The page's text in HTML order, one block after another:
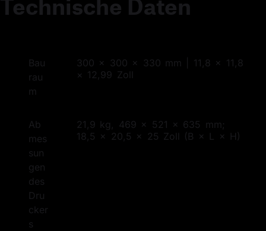
Technische Daten
Bau
rau
m
300 × 300 × 330 mm | 11,8 × 11,8
× 12,99 Zoll
Ab
mes
sun
gen
des
Dru
cker
s
21,9 kg, 469 × 521 × 635 mm;
18,5 × 20,5 × 25 Zoll (B × L × H)